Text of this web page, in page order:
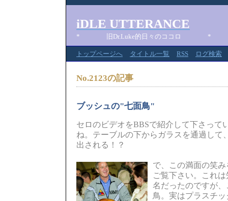
iDLE UTTERANCE
* 旧Dr.Luke的日々のココロ *
トップページへ タイトル一覧 RSS ログ検索
No.2123の記事
ブッシュの"七面鳥"
セロのビデオをBBSで紹介して下さって
ね。テーブルの下からガラスを通過して
出される！？
で、この満面の笑
ご覧下さい。これ
名だったのですが
鳥。実はプラスチ